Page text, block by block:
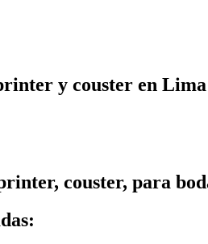
y couster en
couster, para